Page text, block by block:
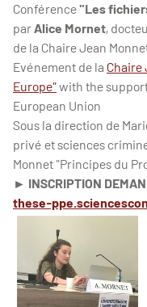
Conférence"Les
parAlice Mornet,
de la Chaire Jean
Evénement de la Chaire
Europe"with the
European Union
Sous la direction de
privé et sciences
Monnet "Principes du
► INSCRIPTION
these-